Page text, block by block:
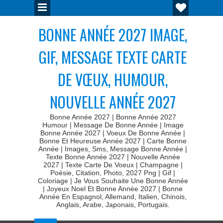
BONNE ANNÉE 2027 IMAGE,
GIF, MESSAGE TEXTE CARTE
DE VŒUX, HUMOUR,
NOUVELLE ANNÉE 2027
Bonne Année 2027 | Bonne Année 2027
Humour | Message De Bonne Année | Image
Bonne Année 2027 | Voeux De Bonne Année |
Bonne Et Heureuse Année 2027 | Carte Bonne
Année | Images, Sms, Message Bonne Année |
Texte Bonne Année 2027 | Nouvelle Année
2027 | Texte Carte De Voeux | Champagne |
Poésie, Citation, Photo, 2027 Png | Gif |
Coloriage | Je Vous Souhaite Une Bonne Année
| Joyeux Noel Et Bonne Année 2027 | Bonne
Année En Espagnol, Allemand, Italien, Chinois,
Anglais, Arabe, Japonais, Portugais.